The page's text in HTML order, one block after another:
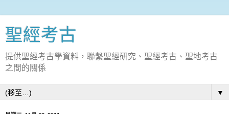
聖經考古
提供聖經考古學資料，聯繫聖經研究、聖經考古、聖地考古
之間的關係
▼